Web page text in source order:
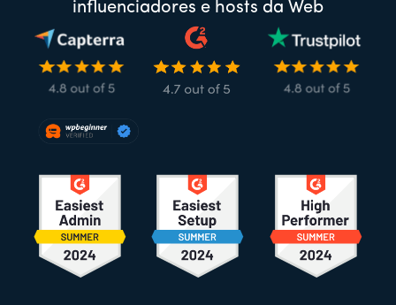
influenciadores e hosts da Web